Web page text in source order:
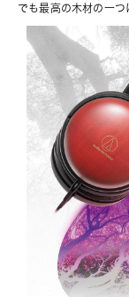
でも最高の木材の一つ